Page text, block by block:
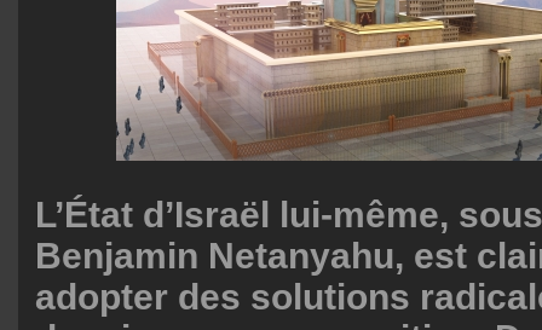
L’État d’Israël lui-même,
Benjamin Netanyahu, est
adopter des solutions